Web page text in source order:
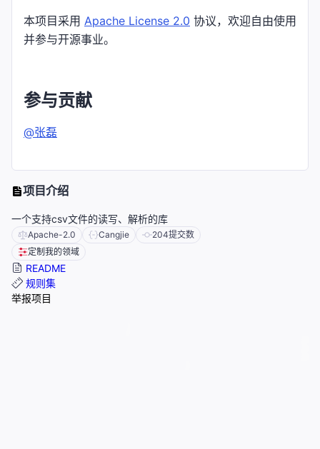
本项目采用 Apache License 2.0 协议，欢迎自由使用
并参与开源事业。
参与贡献
@张磊
项目介绍
一个支持csv文件的读写、解析的库
Apache-2.0 Cangjie 204提交数
定制我的领域
README
规则集
举报项目